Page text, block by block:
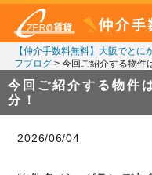
【仲介手数料無料】大阪でと
フブログ> 今回ご紹介する物件
今回ご紹介する物件
分！
2026/06/04